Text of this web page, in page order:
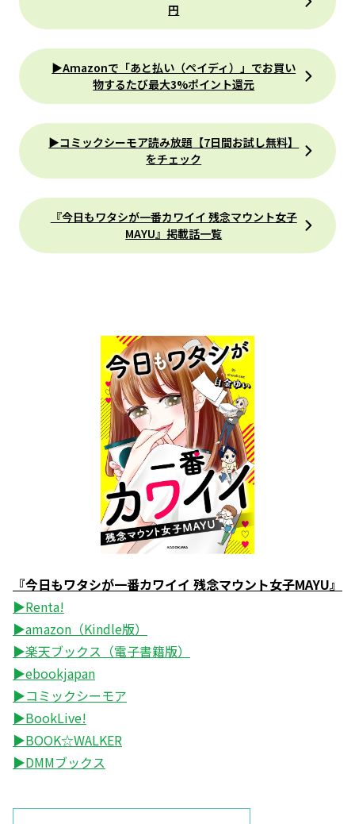
円
▶Amazonで「あと払い（ペイディ）」でお買い
物するたび最大3%ポイント還元
▶コミックシーモア読み放題【7日間お試し無料】
をチェック
『今日もワタシが一番カワイイ 残念マウント女子
MAYU』掲載話一覧
『今日もワタシが一番カワイイ 残念マウント女子MAYU』
▶Renta!
▶amazon（Kindle版）
▶楽天ブックス（電子書籍版）
▶ebookjapan
▶コミックシーモア
▶BookLive!
▶BOOK☆WALKER
▶DMMブックス